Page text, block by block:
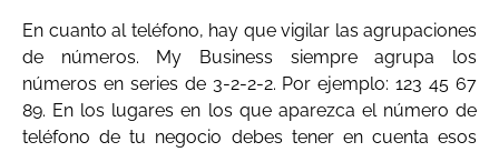
En cuanto al teléfono, hay que vigilar las agrupaciones
de números. My Business siempre agrupa los
números en series de 3-2-2-2. Por ejemplo: 123 45 67
89. En los lugares en los que aparezca el número de
teléfono de tu negocio debes tener en cuenta esos